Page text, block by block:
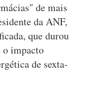
de mais
da ANF,
que durou
o impacto
de sexta-